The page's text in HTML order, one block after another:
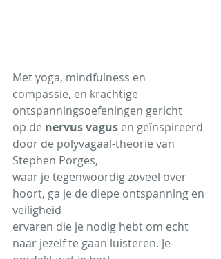
Met yoga, mindfulness en
compassie, en krachtige
ontspanningsoefeningen gericht
op de nervus vagus en geïnspireerd
door de polyvagaal-theorie van
Stephen Porges,
waar je tegenwoordig zoveel over
hoort, ga je de diepe ontspanning en
veiligheid
ervaren die je nodig hebt om echt
naar jezelf te gaan luisteren. Je